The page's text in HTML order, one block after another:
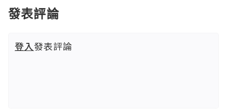
發表評論
登入發表評論